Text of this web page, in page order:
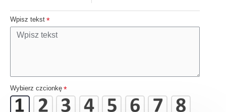
Wpisz tekst
Wybierz czcionkę